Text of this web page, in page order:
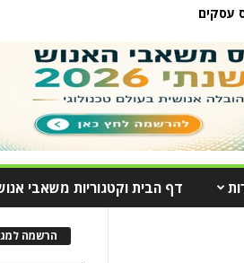
עסקים
דף הבית וקטגוריות משאבי
הרשמה